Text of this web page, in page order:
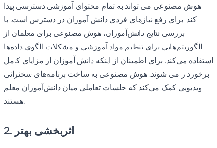
هوش مصنوعی می تواند به تمام محتوای آموزشی دسترسی پیدا
کند. برای رفع نیازهای فردی دانش آموزان در دسترس است. با
بررسی نتایج دانش‌آموزان، هوش مصنوعی برای معلمان از
الگوریتم‌هایی برای تنظیم مواد آموزشی و مشکلات الگوی داده‌ها
استفاده می‌کند. برای اطمینان از اینکه دانش آموزان از مزایای کامل
برخوردار می شوند. هوش مصنوعی به ساخت برنامه‌های سخنرانی
ویدیویی کمک می‌کند که جلسات تعاملی میان دانش‌آموزان معلم
هستند.
2. اثربخشی بهتر